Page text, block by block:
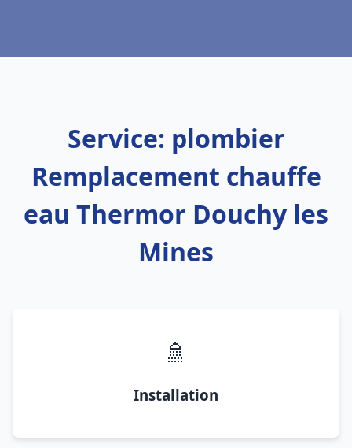
Service: plombier
Remplacement chauffe
eau Thermor Douchy les
Mines
🚿
Installation